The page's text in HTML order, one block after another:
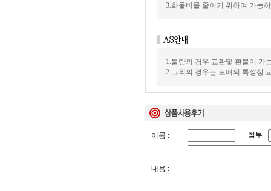
3.화물비를 줄이기 위하여 가능
1.불량의 경우 교환및 환불이 가
2.그외의 경우는 도매의 특성상
이름 : 첨부 :
내용 :